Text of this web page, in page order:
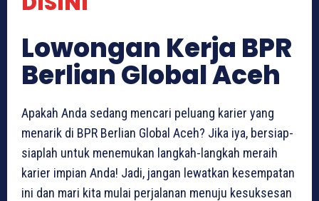
Lowongan Kerja BPR
Berlian Global Aceh
Apakah Anda sedang mencari peluang karier yang
menarik di BPR Berlian Global Aceh? Jika iya, bersiap-
siaplah untuk menemukan langkah-langkah meraih
karier impian Anda! Jadi, jangan lewatkan kesempatan
ini dan mari kita mulai perjalanan menuju kesuksesan